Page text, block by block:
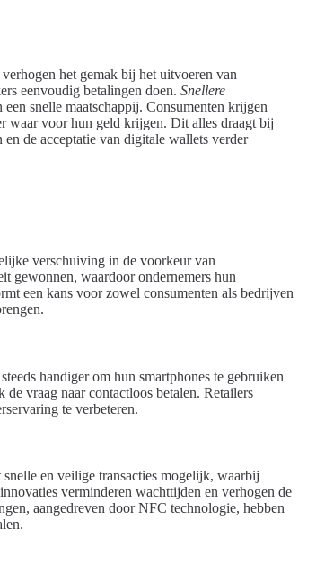
het gemak bij het uitvoeren van
eenvoudig betalingen doen. Snellere
snelle maatschappij. Consumenten krijgen
waar voor hun geld krijgen. Dit alles draagt bij
de acceptatie van digitale wallets verder
verschuiving in de voorkeur van
gewonnen, waardoor ondernemers hun
een kans voor zowel consumenten als bedrijven
handiger om hun smartphones te gebruiken
vraag naar contactloos betalen. Retailers
te verbeteren.
en veilige transacties mogelijk, waarbij
verminderen wachttijden en verhogen de
aangedreven door NFC technologie, hebben